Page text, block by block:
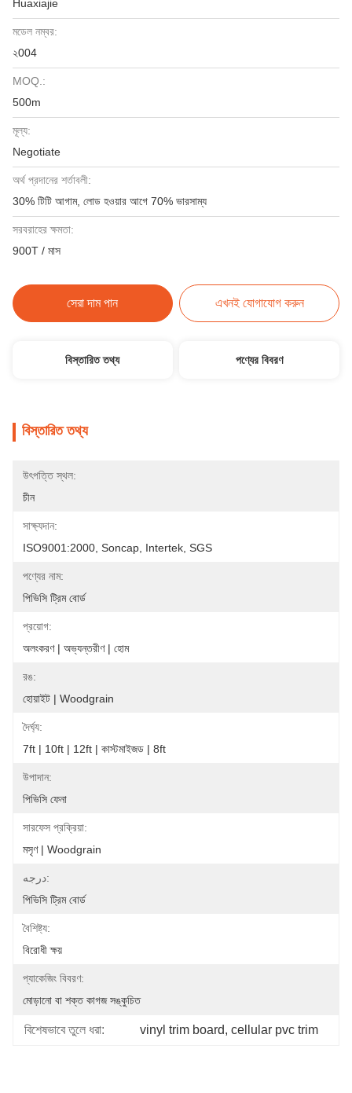
Huaxiajie
মডেল নম্বর:
২004
MOQ.:
500m
মূল্য:
Negotiate
অর্থ প্রদানের শর্তাবলী:
30% টিটি আগাম, লোড হওয়ার আগে 70% ভারসাম্য
সরবরাহের ক্ষমতা:
900T / মাস
সেরা দাম পান এখনই যোগাযোগ করুন
বিস্তারিত তথ্য পণ্যের বিবরণ
বিস্তারিত তথ্য
উৎপত্তি স্থল:
চীন
সাক্ষ্যদান:
ISO9001:2000, Soncap, Intertek, SGS
পণ্যের নাম:
পিভিসি ট্রিম বোর্ড
প্রয়োগ:
অলংকরণ | অভ্যন্তরীণ | হোম
রঙ:
হোয়াইট | Woodgrain
দৈর্ঘ্য:
7ft | 10ft | 12ft | কাস্টমাইজড | 8ft
উপাদান:
পিভিসি ফেনা
সারফেস প্রক্রিয়া:
মসৃণ | Woodgrain
درجه:
পিভিসি ট্রিম বোর্ড
বৈশিষ্ট্য:
বিরোধী ক্ষয়
প্যাকেজিং বিবরণ:
মোড়ানো বা শক্ত কাগজ সঙ্কুচিত
বিশেষভাবে তুলে ধরা: vinyl trim board, cellular pvc trim